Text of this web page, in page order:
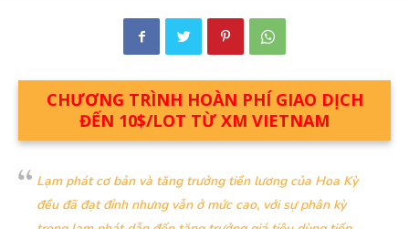
CHƯƠNG TRÌNH HOÀN PHÍ GIAO DỊCH
ĐẾN 10$/LOT TỪ XM VIETNAM
Lạm phát cơ bản và tăng trưởng tiền lương của Hoa Kỳ
đều đã đạt đỉnh nhưng vẫn ở mức cao, với sự phân kỳ